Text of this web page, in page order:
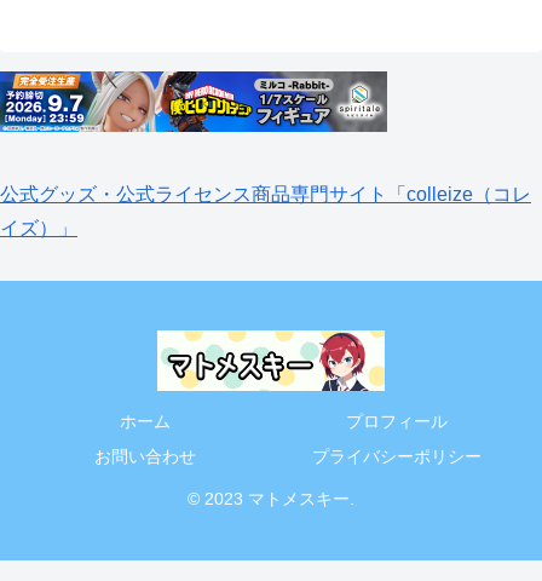
公式グッズ・公式ライセンス商品専門サイト「colleize（コレ
イズ）」
ホーム
プロフィール
お問い合わせ
プライバシーポリシー
© 2023 マトメスキー.